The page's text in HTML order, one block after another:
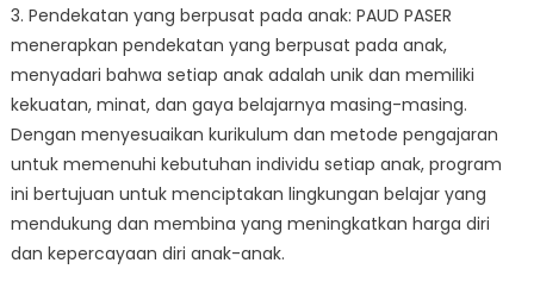
3. Pendekatan yang berpusat pada anak: PAUD PASER
menerapkan pendekatan yang berpusat pada anak,
menyadari bahwa setiap anak adalah unik dan memiliki
kekuatan, minat, dan gaya belajarnya masing-masing.
Dengan menyesuaikan kurikulum dan metode pengajaran
untuk memenuhi kebutuhan individu setiap anak, program
ini bertujuan untuk menciptakan lingkungan belajar yang
mendukung dan membina yang meningkatkan harga diri
dan kepercayaan diri anak-anak.